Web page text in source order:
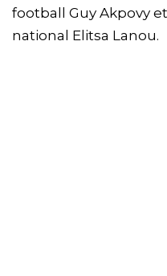
football Guy Akpovy
national Elitsa Lanou.